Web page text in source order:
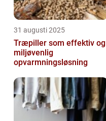
31 augusti 2025
Træpiller som effektiv og
miljøvenlig
opvarmningsløsning